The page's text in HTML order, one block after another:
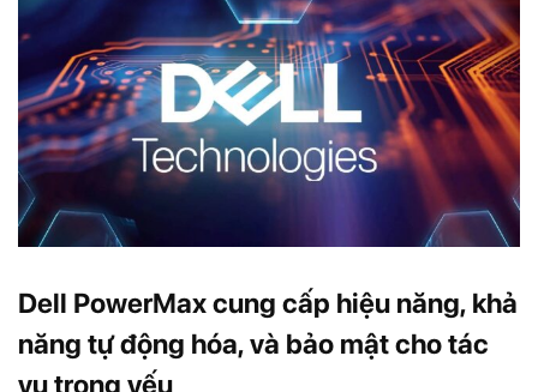
Dell PowerMax cung cấp hiệu năng, khả
năng tự động hóa, và bảo mật cho tác
vụ trọng yếu